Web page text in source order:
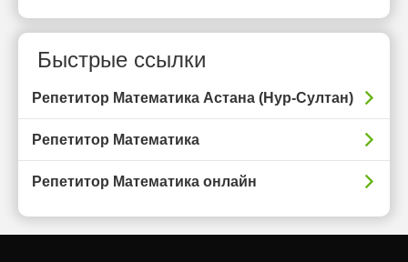
Быстрые ссылки
Репетитор Математика Астана (Нур-Султан)
Репетитор Математика
Репетитор Математика онлайн